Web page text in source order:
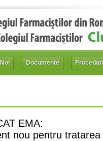
Documente
EMA:
nou pentru